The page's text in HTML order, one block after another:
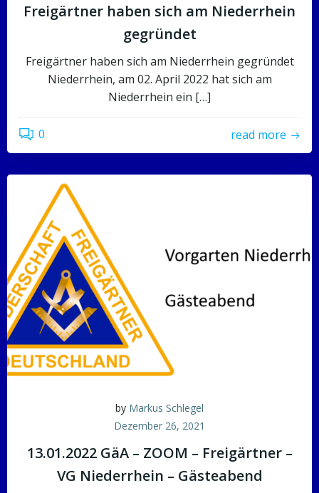
Freigärtner haben sich am Niederrhein
gegründet
Freigärtner haben sich am Niederrhein gegründet
Niederrhein, am 02. April 2022 hat sich am
Niederrhein ein […]
0 read more
by Markus Schlegel
Dezember 26, 2021
13.01.2022 GäA – ZOOM – Freigärtner –
VG Niederrhein – Gästeabend